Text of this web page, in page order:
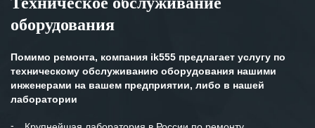
оборудования
Помимо ремонта, компания ik555 предлагает услугу по
техническому обслуживанию оборудования нашими
инженерами на вашем предприятии, либо в нашей
лаборатории